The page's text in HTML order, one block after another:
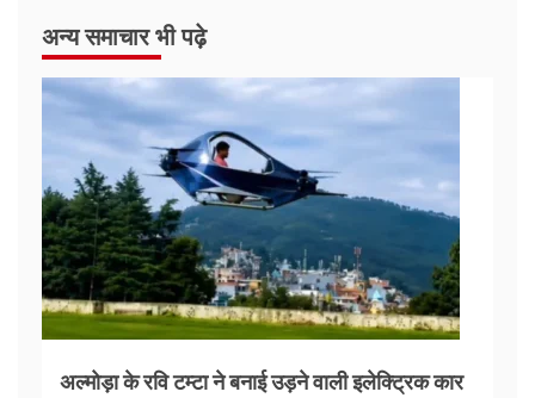
अन्य समाचार भी पढ़े
अल्मोड़ा के रवि टम्टा ने बनाई उड़ने वाली इलेक्ट्रिक कार